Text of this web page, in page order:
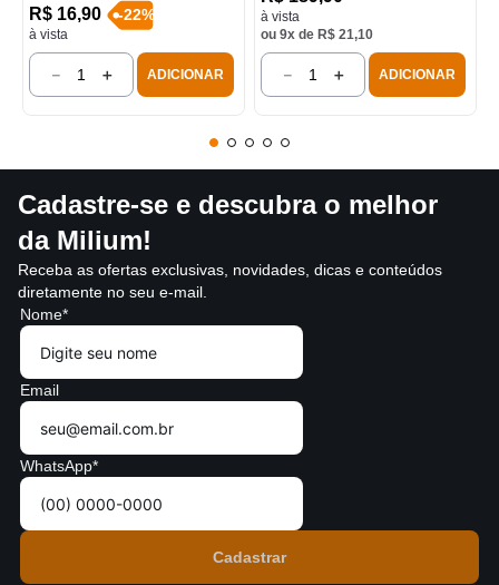
R$ 16,90
à vista
-22%
＋
－ ADICIONAR
à vista
ou 9x de R$ 21,10
＋
－ ADICIONAR
Cadastre-se e descubra o melhor
da Milium!
Receba as ofertas exclusivas, novidades, dicas e conteúdos
diretamente no seu e-mail.
Nome*
Email
WhatsApp*